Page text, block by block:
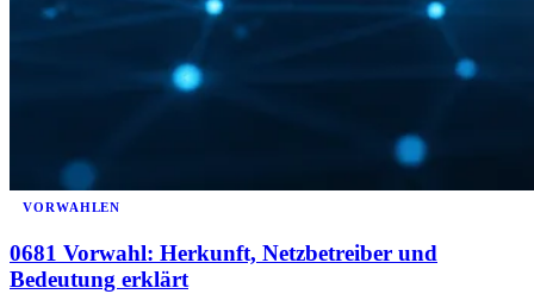
VORWAHLEN
0681 Vorwahl: Herkunft, Netzbetreiber und
Bedeutung erklärt